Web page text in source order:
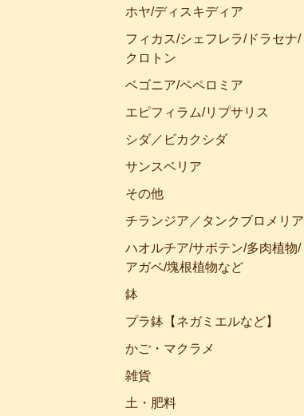
ホヤ/ディスキディア
フィカス/シェフレラ/ドラセナ/
クロトン
ベゴニア/ペペロミア
エピフィラム/リプサリス
シダ／ビカクシダ
サンスベリア
その他
チランジア／タンクブロメリア
ハオルチア/サボテン/多肉植物/
アガベ/塊根植物など
鉢
プラ鉢【ネガミエルなど】
かご・マクラメ
雑貨
土・肥料